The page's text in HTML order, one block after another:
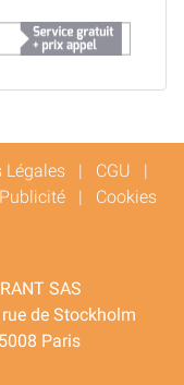
Légales | CGU |
Publicité | Cookies
SAS
de Stockholm
Paris